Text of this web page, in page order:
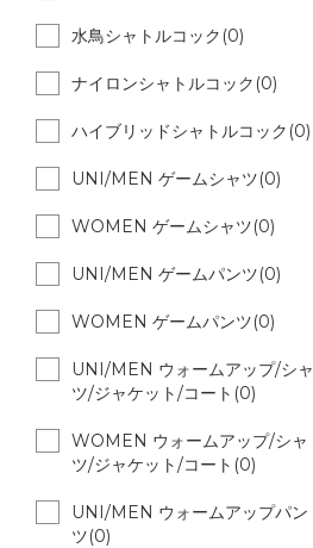
水鳥シャトルコック(0)
ナイロンシャトルコック(0)
ハイブリッドシャトルコック(0)
UNI/MEN ゲームシャツ(0)
WOMEN ゲームシャツ(0)
UNI/MEN ゲームパンツ(0)
WOMEN ゲームパンツ(0)
UNI/MEN ウォームアップ/シャ
ツ/ジャケット/コート(0)
WOMEN ウォームアップ/シャ
ツ/ジャケット/コート(0)
UNI/MEN ウォームアップパン
ツ(0)